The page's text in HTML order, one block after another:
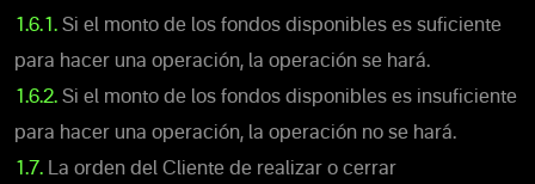
1.6.1. Si el monto de los fondos disponibles es suficiente
para hacer una operación, la operación se hará.
1.6.2. Si el monto de los fondos disponibles es insuficiente
para hacer una operación, la operación no se hará.
1.7. La orden del Cliente de realizar o cerrar